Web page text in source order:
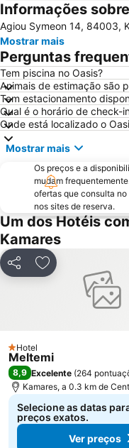
Fyriplaka
Informações
Agiou Symeon 14, 84003,
Mostrar mais
Perguntas
Tem piscina no Oasis?
Animais de estimação são
Tem estacionamento
Qual é o horário de check-
Onde está localizado o
Mostrar mais
Os preços e a
mudam
ofertas que consulta
nos sites de reserva.
Um dos Hotéis
Kamares
PartilharAdicionar aos
1 Estrelas
Hotel
Meltemi
8,9 Excelente (264
Kamares, a 0.3 km de
Selecione as datas
preços exatos.
Ver preços